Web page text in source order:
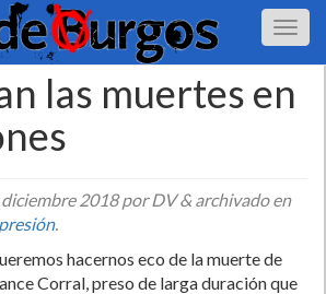
las muertes en
2018por DV&archivado en
.
hacernos eco de la muerte de
Corral, preso de larga duración que